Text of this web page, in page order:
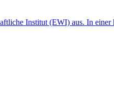
Institut (EWI) aus. In